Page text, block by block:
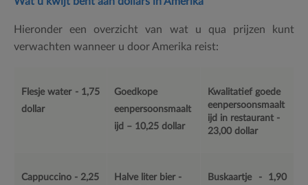
Hieronder een overzicht van wat u qua prijzen kunt
verwachten wanneer u door Amerika reist:
Flesje water - 1,75
dollar
Goedkope
eenpersoonsmaalt
ijd – 10,25 dollar
Kwalitatief goede
eenpersoonsmaalt
ijd in restaurant -
23,00 dollar
Cappuccino - 2,25
Halve liter bier -
Buskaartje - 1,90